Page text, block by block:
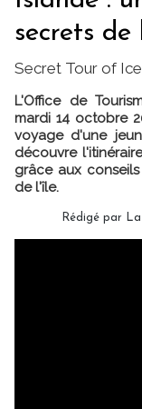
secrets
Secret Tour of
L'Office de
mardi 14 octobre
voyage d'une
découvre
grâce aux
de l'île.
Rédigé par